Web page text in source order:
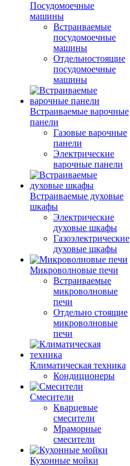
Посудомоечные
машины
Встраиваемые
посудомоечные
машины
Отдельностоящие
посудомоечные
машины
Встраиваемые варочные
панели
Газовые варочные
панели
Электрические
варочные панели
Встраиваемые духовые
шкафы
Электрические
духовые шкафы
Газоэлектрические
духовые шкафы
Микроволновые печи
Встраиваемые
микроволновые
печи
Отдельно стоящие
микроволновые
печи
Климатическая техника
Кондиционеры
Смесители
Кварцевые
смесители
Мраморные
смесители
Кухонные мойки